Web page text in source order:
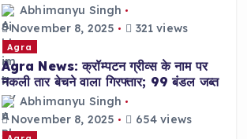
Abhimanyu Singh
November 8, 2025
321 views
Agra
Agra News: क्रॉम्पटन ग्रीव्स के नाम पर
नकली तार बेचने वाला गिरफ्तार; 99 बंडल जब्त
Abhimanyu Singh
November 8, 2025
654 views